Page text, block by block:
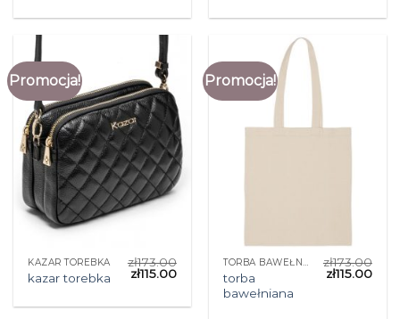
Promocja!
KAZAR TOREBKA
kazar torebka
zł173.00
zł115.00
Promocja!
TORBA BAWEŁNIANA
torba
bawełniana
zł173.00
zł115.00